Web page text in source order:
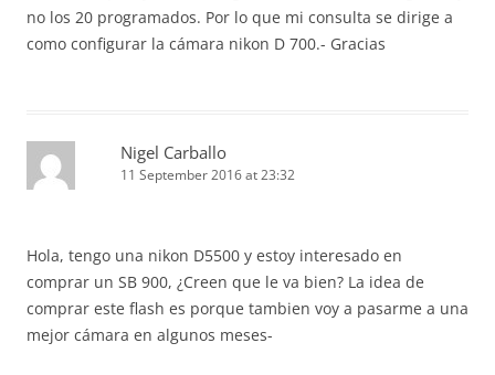
no los 20 programados. Por lo que mi consulta se dirige a
como configurar la cámara nikon D 700.- Gracias
Nigel Carballo
11 September 2016 at 23:32
Hola, tengo una nikon D5500 y estoy interesado en
comprar un SB 900, ¿Creen que le va bien? La idea de
comprar este flash es porque tambien voy a pasarme a una
mejor cámara en algunos meses-